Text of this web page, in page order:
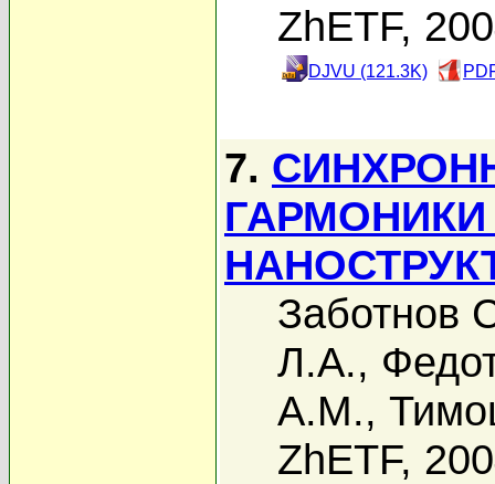
ZhETF,
DJVU (121.3K)
7.
Заботнов
Л.А.,
А.М.,
ZhETF,